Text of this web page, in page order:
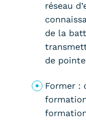
réseau
de la
de
Former :